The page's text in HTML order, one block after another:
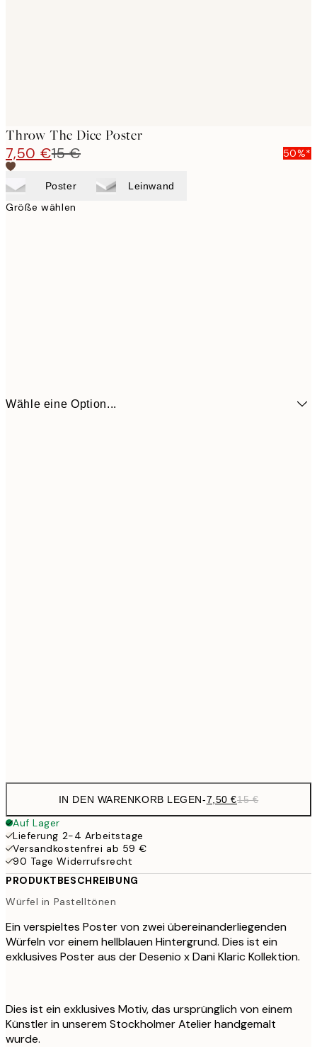
Throw The Dice Poster
7,50 €15 € 50%*
Poster Leinwand
Größe wählen
Wähle eine Option...
IN DEN WARENKORB LEGEN-7,50 €15 €
Auf Lager
Lieferung 2-4 Arbeitstage
Versandkostenfrei ab 59 €
90 Tage Widerrufsrecht
PRODUKTBESCHREIBUNG
Würfel in Pastelltönen
Ein verspieltes Poster von zwei übereinanderliegenden
Würfeln vor einem hellblauen Hintergrund. Dies ist ein
exklusives Poster aus der Desenio x Dani Klaric Kollektion.
Dies ist ein exklusives Motiv, das ursprünglich von einem
Künstler in unserem Stockholmer Atelier handgemalt
wurde.